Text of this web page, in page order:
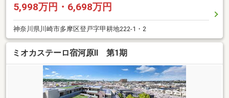
5,998万円・6,698万円
神奈川県川崎市多摩区登戸字甲耕地222-1・2
ミオカステーロ宿河原II 第1期